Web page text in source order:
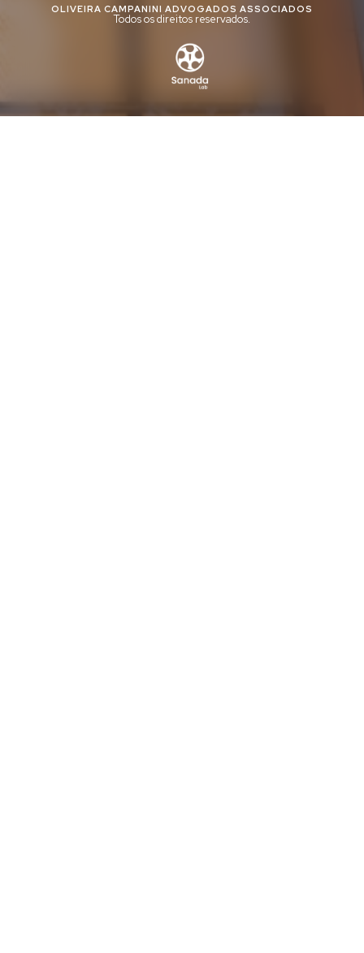
OLIVEIRA CAMPANINI ADVOGADOS ASSOCIADOS
Todos os direitos reservados.